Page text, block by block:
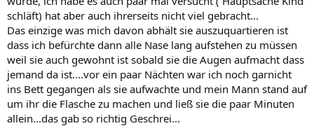
schläft) hat aber auch ihrerseits nicht viel gebracht...
Das einzige was mich davon abhält sie auszuquartieren ist
dass ich befürchte dann alle Nase lang aufstehen zu müssen
weil sie auch gewohnt ist sobald sie die Augen aufmacht dass
jemand da ist....vor ein paar Nächten war ich noch garnicht
ins Bett gegangen als sie aufwachte und mein Mann stand auf
um ihr die Flasche zu machen und ließ sie die paar Minuten
allein...das gab so richtig Geschrei...